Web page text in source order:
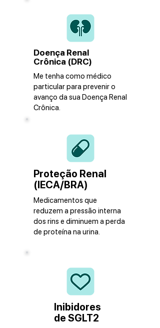
Doença Renal
Crônica (DRC)
Me tenha como médico
particular para prevenir o
avanço da sua Doença Renal
Crônica.
Proteção Renal
(IECA/BRA)
Medicamentos que
reduzem a pressão interna
dos rins e diminuem a perda
de proteína na urina.
Inibidores
de SGLT2